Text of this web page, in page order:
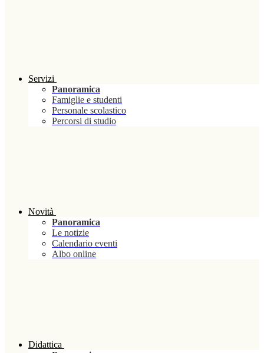
Servizi
Panoramica
Famiglie e studenti
Personale scolastico
Percorsi di studio
Novità
Panoramica
Le notizie
Calendario eventi
Albo online
Didattica